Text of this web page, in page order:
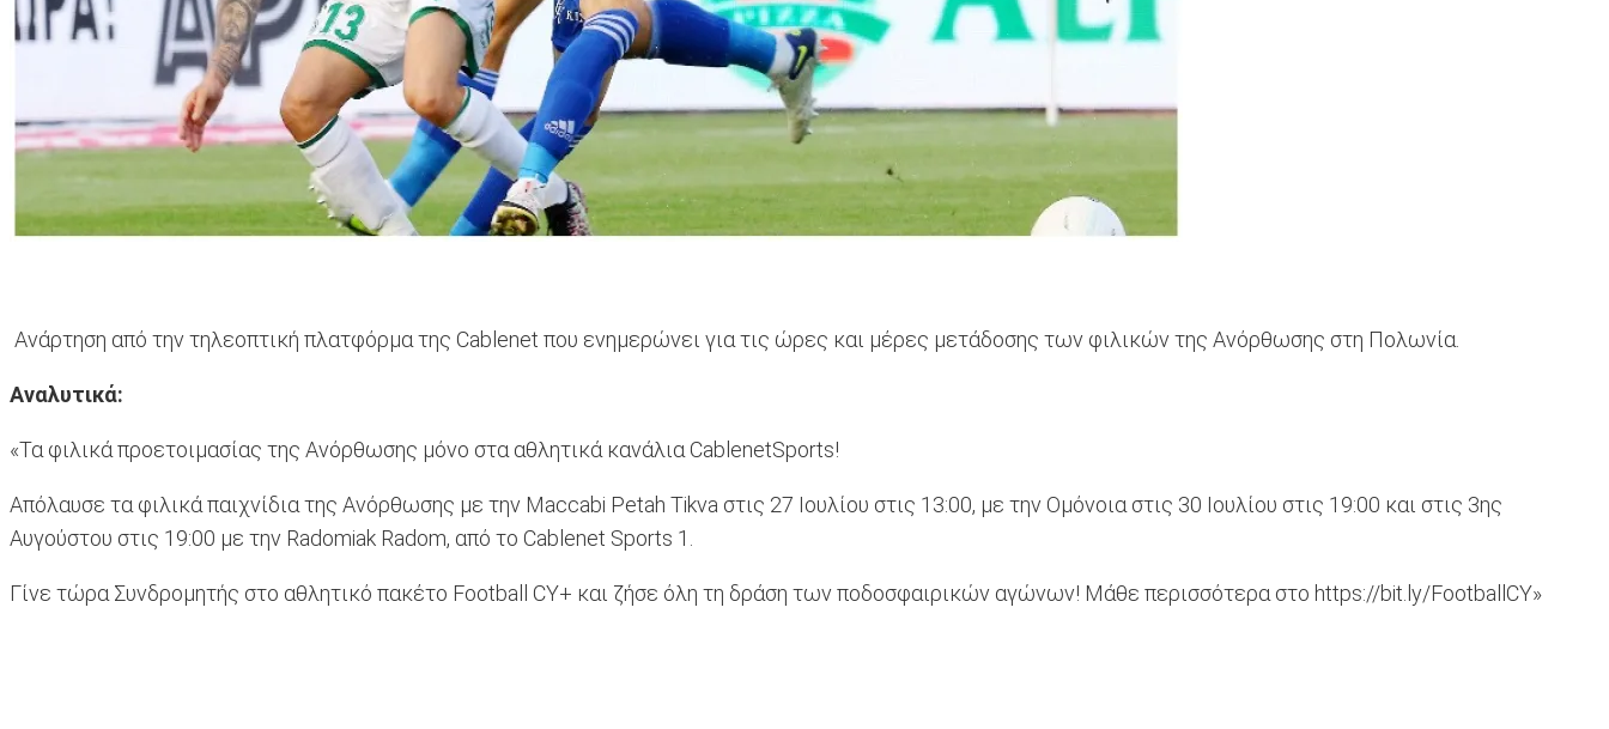
Ανάρτηση από την τηλεοπτική πλατφόρμα της Cablenet που ενημερώνει για τις ώρες και μέρες μετάδοσης των φιλικών της Ανόρθωσης στη Πολωνία.
Αναλυτικά:
«Τα φιλικά προετοιμασίας της Ανόρθωσης μόνο στα αθλητικά κανάλια CablenetSports!
Απόλαυσε τα φιλικά παιχνίδια της Ανόρθωσης με την Maccabi Petah Tikva στις 27 Ιουλίου στις 13:00, με την Ομόνοια στις 30 Ιουλίου στις 19:00 και στις 3ης
Αυγούστου στις 19:00 με την Radomiak Radom, από το Cablenet Sports 1.
Γίνε τώρα Συνδρομητής στο αθλητικό πακέτο Football CY+ και ζήσε όλη τη δράση των ποδοσφαιρικών αγώνων! Μάθε περισσότερα στο https://bit.ly/FootballCY»